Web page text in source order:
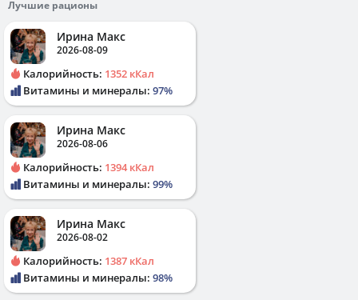
Лучшие рационы
Ирина Макс
2026-08-09
Калорийность: 1352 кКал
Витамины и минералы: 97%
Ирина Макс
2026-08-06
Калорийность: 1394 кКал
Витамины и минералы: 99%
Ирина Макс
2026-08-02
Калорийность: 1387 кКал
Витамины и минералы: 98%